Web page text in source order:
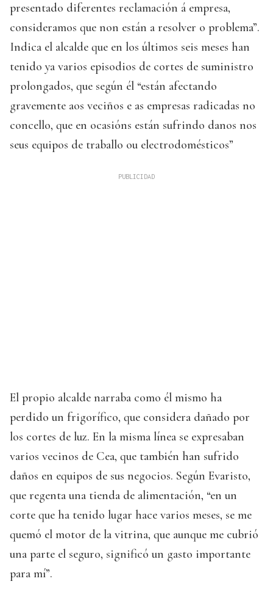
presentado diferentes reclamación á empresa,
consideramos que non están a resolver o problema”.
Indica el alcalde que en los últimos seis meses han
tenido ya varios episodios de cortes de suministro
prolongados, que según él “están afectando
gravemente aos veciños e as empresas radicadas no
concello, que en ocasións están sufrindo danos nos
seus equipos de traballo ou electrodomésticos”
El propio alcalde narraba como él mismo ha
perdido un frigorífico, que considera dañado por
los cortes de luz. En la misma línea se expresaban
varios vecinos de Cea, que también han sufrido
daños en equipos de sus negocios. Según Evaristo,
que regenta una tienda de alimentación, “en un
corte que ha tenido lugar hace varios meses, se me
quemó el motor de la vitrina, que aunque me cubrió
una parte el seguro, significó un gasto importante
para mí”.